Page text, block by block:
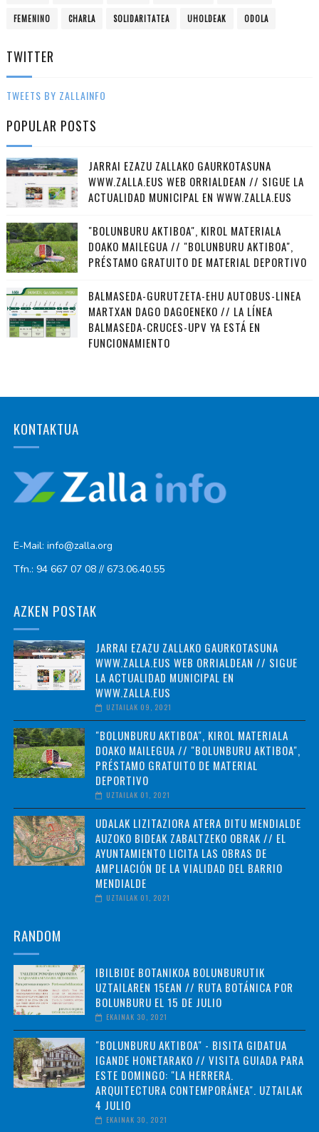
FEMENINO CHARLA SOLIDARITATEA UHOLDEAK ODOLA
TWITTER
TWEETS BY ZALLAINFO
POPULAR POSTS
JARRAI EZAZU ZALLAKO GAURKOTASUNA
WWW.ZALLA.EUS WEB ORRIALDEAN // SIGUE LA
ACTUALIDAD MUNICIPAL EN WWW.ZALLA.EUS
"BOLUNBURU AKTIBOA", KIROL MATERIALA
DOAKO MAILEGUA // "BOLUNBURU AKTIBOA",
PRÉSTAMO GRATUITO DE MATERIAL DEPORTIVO
BALMASEDA-GURUTZETA-EHU AUTOBUS-LINEA
MARTXAN DAGO DAGOENEKO // LA LÍNEA
BALMASEDA-CRUCES-UPV YA ESTÁ EN
FUNCIONAMIENTO
KONTAKTUA
E-Mail: info@zalla.org
Tfn.: 94 667 07 08 // 673.06.40.55
AZKEN POSTAK
JARRAI EZAZU ZALLAKO GAURKOTASUNA
WWW.ZALLA.EUS WEB ORRIALDEAN // SIGUE
LA ACTUALIDAD MUNICIPAL EN
WWW.ZALLA.EUS
UZTAILAK 09, 2021
"BOLUNBURU AKTIBOA", KIROL MATERIALA
DOAKO MAILEGUA // "BOLUNBURU AKTIBOA",
PRÉSTAMO GRATUITO DE MATERIAL
DEPORTIVO
UZTAILAK 01, 2021
UDALAK LIZITAZIORA ATERA DITU MENDIALDE
AUZOKO BIDEAK ZABALTZEKO OBRAK // EL
AYUNTAMIENTO LICITA LAS OBRAS DE
AMPLIACIÓN DE LA VIALIDAD DEL BARRIO
MENDIALDE
UZTAILAK 01, 2021
RANDOM
IBILBIDE BOTANIKOA BOLUNBURUTIK
UZTAILAREN 15EAN // RUTA BOTÁNICA POR
BOLUNBURU EL 15 DE JULIO
EKAINAK 30, 2021
"BOLUNBURU AKTIBOA" - BISITA GIDATUA
IGANDE HONETARAKO // VISITA GUIADA PARA
ESTE DOMINGO: "LA HERRERA.
ARQUITECTURA CONTEMPORÁNEA". UZTAILAK
4 JULIO
EKAINAK 30, 2021